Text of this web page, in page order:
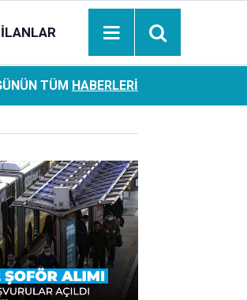
Bankası başvuran emeklilere hemen ödeme
geçiyor
TÜM HABERLERI